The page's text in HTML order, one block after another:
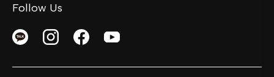
Follow Us